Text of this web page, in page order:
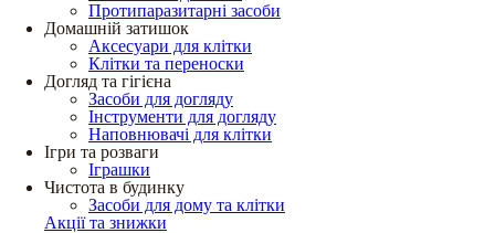
Протипаразитарні засоби
Домашній затишок
Аксесуари для клітки
Клітки та переноски
Догляд та гігієна
Засоби для догляду
Інструменти для догляду
Наповнювачі для клітки
Ігри та розваги
Іграшки
Чистота в будинку
Засоби для дому та клітки
Акції та знижки